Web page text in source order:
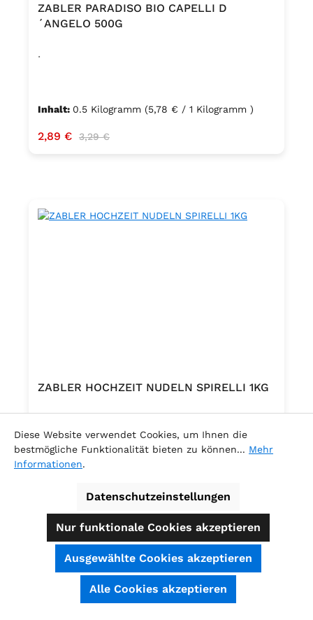
ZABLER PARADISO BIO CAPELLI D
´ANGELO 500G
.
Inhalt: 0.5 Kilogramm (5,78 € / 1 Kilogramm )
Verkaufspreis:
2,89 € Regulärer Preis:
3,29 €
ZABLER HOCHZEIT NUDELN SPIRELLI 1KG
.
Regulärer Preis:
6,83 €
Diese Website verwendet Cookies, um Ihnen die
bestmögliche Funktionalität bieten zu können... Mehr
Informationen.
Datenschutzeinstellungen
Nur funktionale Cookies akzeptieren
Ausgewählte Cookies akzeptieren
Alle Cookies akzeptieren
SEHR GUT (4.74 / 5)
Bewertungen bei: shopauskunft.de, ausgezeichnet.org, shopvote.de ⓘ
Informationen zur Echtheit der Bewertungen